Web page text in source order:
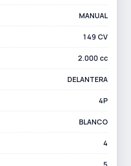
MANUAL
149 CV
2.000 cc
DELANTERA
4P
BLANCO
4